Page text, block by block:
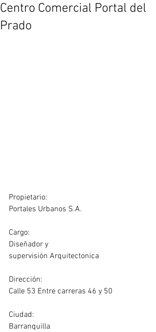
Centro Comercial Portal del
Prado
Propietario:
Portales Urbanos S.A.
Cargo:
Diseñador y
supervisión Arquitectonica
Dirección:
Calle 53 Entre carreras 46 y 50
Ciudad:
Barranquilla